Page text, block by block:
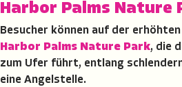
Harbor Palms Nature
Besucher können auf der
Harbor Palms Nature Park, die
zum Ufer führt, entlang
eine Angelstelle.